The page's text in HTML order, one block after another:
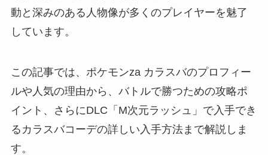
動と深みのある人物像が多くのプレイヤーを魅了
しています。
この記事では、ポケモンza カラスバのプロフィー
ルや人気の理由から、バトルで勝つための攻略ポ
イント、さらにDLC「M次元ラッシュ」で入手でき
るカラスバコーデの詳しい入手方法まで解説しま
す。